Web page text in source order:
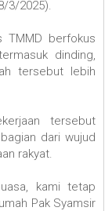
3/2025).
TMMD berfokus
dinding,
tersebut lebih
tersebut
dari wujud
rakyat.
kami tetap
Pak Syamsir